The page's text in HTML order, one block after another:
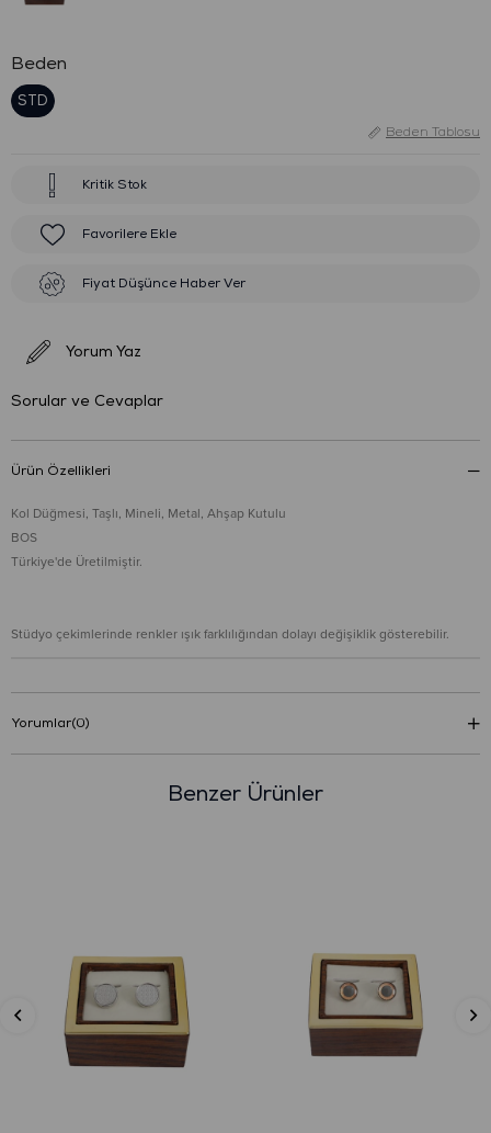
Beden
STD
Beden Tablosu
Kritik Stok
Favorilere Ekle
Fiyat Düşünce Haber Ver
Yorum Yaz
Sorular ve Cevaplar
Ürün Özellikleri
Kol Düğmesi, Taşlı, Mineli, Metal, Ahşap Kutulu
BOS
Türkiye'de Üretilmiştir.
Stüdyo çekimlerinde renkler ışık farklılığından dolayı değişiklik gösterebilir.
Yorumlar(0)
Benzer Ürünler